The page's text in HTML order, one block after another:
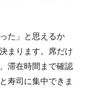
た」と思えるか
まります。席だけ
滞在時間まで確認
寿司に集中できま